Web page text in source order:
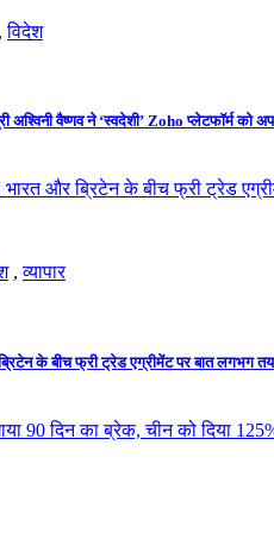
विदेश
अश्विनी वैष्णव ने ‘स्वदेशी’ Zoho प्लेटफॉर्म को
,व्यापार
के बीच फ्री ट्रेड एग्रीमेंट पर बात लगभग तय